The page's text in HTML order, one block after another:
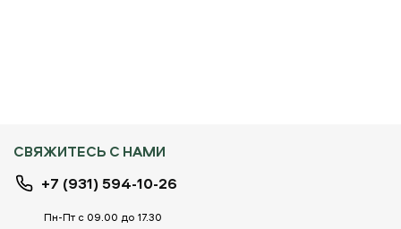
СВЯЖИТЕСЬ С НАМИ
+7 (931) 594-10-26
Пн-Пт с 09.00 до 17.30